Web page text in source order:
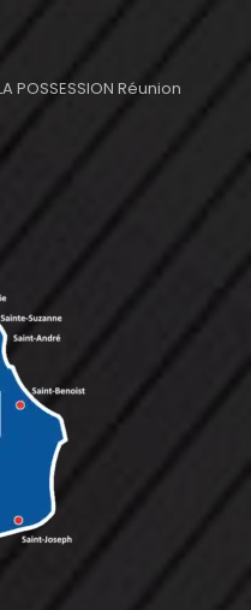
POSSESSION Réunion